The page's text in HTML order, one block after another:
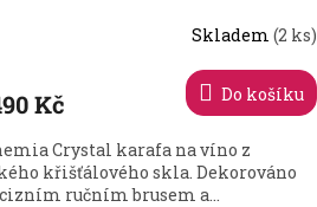
Skladem (2 ks)
Kč Do košíku
Crystal karafa na víno z
křišťálového skla. Dekorováno
ručním brusem a...